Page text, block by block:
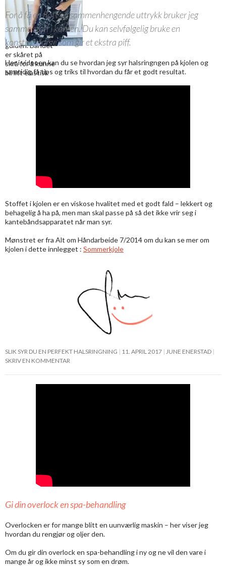
kantebåndsapp
aratet er
montert føres
båndet inn i
guiden. Båndet
er skåret på
skrå for å kunne
bli litt elastisk
siste sidesømmen
etter at kappen eller
volangen er sydd på
For å få en flott og sammenhengende uttrykk bruker jeg
samme stoff i kanten. Du kan selvfølgelig bruke en
konstrastfarge som gir et ekstra piff.
Her i videoen kan du se hvordan jeg syr halsringngen på kjolen og
samtidig få tips og triks til hvordan du får et godt resultat.
Stoffet i kjolen er en viskose hvalitet med et godt fald – lekkert og
behagelig å ha på, men man skal passe på så det ikke vrir seg i
kantebåndsapparatet når man syr.
Mønstret er fra Alt om Håndarbeide 7/2014 om du kan se mer om
kjolen i dette innlegget : Sommerkjole
SLIK SYR DU EN PERFEKT HALSRINGNING 11. APRIL 2017
JUNE ENERSTAD
SKRIV EN KOMMENTAR
Gi din overlock en spa-behandling
Overlocken er for mange blitt en uunværlig maskin – her viser jeg
hvordan du rengjør og oljer den.
Om du gir din overlock en spa-behandling i ny og ne vil den vare i
mange år og ikke minst sy som en drøm.